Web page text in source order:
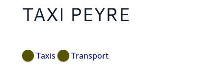
TAXI PEYRE
Taxis Transport